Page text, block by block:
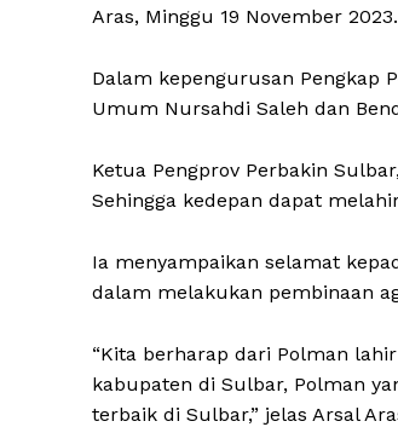
Aras, Minggu 19 November 2023.
Dalam kepengurusan Pengkap
Umum Nursahdi Saleh dan
Ketua Pengprov Perbakin
Sehingga kedepan dapat
Ia menyampaikan selamat
dalam melakukan pembinaan
“Kita berharap dari Polman
kabupaten di Sulbar, Polman
terbaik di Sulbar,” jelas Arsal